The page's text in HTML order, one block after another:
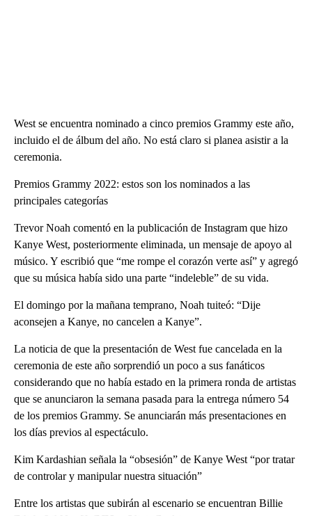
West se encuentra nominado a cinco premios Grammy este año,
incluido el de álbum del año. No está claro si planea asistir a la
ceremonia.
Premios Grammy 2022: estos son los nominados a las
principales categorías
Trevor Noah comentó en la publicación de Instagram que hizo
Kanye West, posteriormente eliminada, un mensaje de apoyo al
músico. Y escribió que “me rompe el corazón verte así” y agregó
que su música había sido una parte “indeleble” de su vida.
El domingo por la mañana temprano, Noah tuiteó: “Dije
aconsejen a Kanye, no cancelen a Kanye”.
La noticia de que la presentación de West fue cancelada en la
ceremonia de este año sorprendió un poco a sus fanáticos
considerando que no había estado en la primera ronda de artistas
que se anunciaron la semana pasada para la entrega número 54
de los premios Grammy. Se anunciarán más presentaciones en
los días previos al espectáculo.
Kim Kardashian señala la “obsesión” de Kanye West “por tratar
de controlar y manipular nuestra situación”
Entre los artistas que subirán al escenario se encuentran Billie